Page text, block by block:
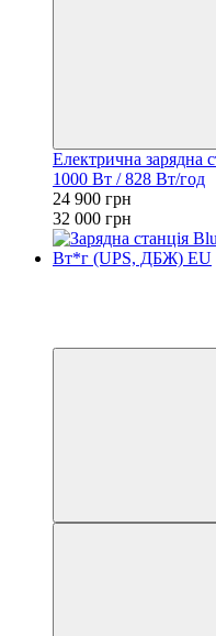
Електрична зарядна
1000 Вт / 828 Вт/год
24 900 грн
32 000 грн